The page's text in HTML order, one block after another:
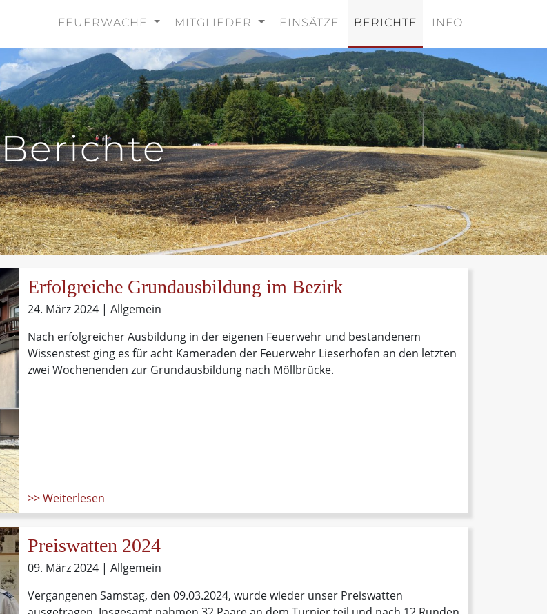
FEUERWACHE MITGLIEDER EINSÄTZE BERICHTE INFO
Berichte
Erfolgreiche Grundausbildung im Bezirk
24. März 2024 | Allgemein
Nach erfolgreicher Ausbildung in der eigenen Feuerwehr und bestandenem
Wissenstest ging es für acht Kameraden der Feuerwehr Lieserhofen an den letzten
zwei Wochenenden zur Grundausbildung nach Möllbrücke.
>> Weiterlesen
Preiswatten 2024
09. März 2024 | Allgemein
Vergangenen Samstag, den 09.03.2024, wurde wieder unser Preiswatten